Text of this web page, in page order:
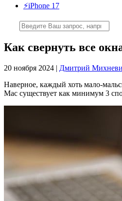
⚡️iPhone 17
Как свернуть все
20 ноября 2024 | Дмитрий
Наверное, каждый хоть мало-
Mac существует как минимум 3